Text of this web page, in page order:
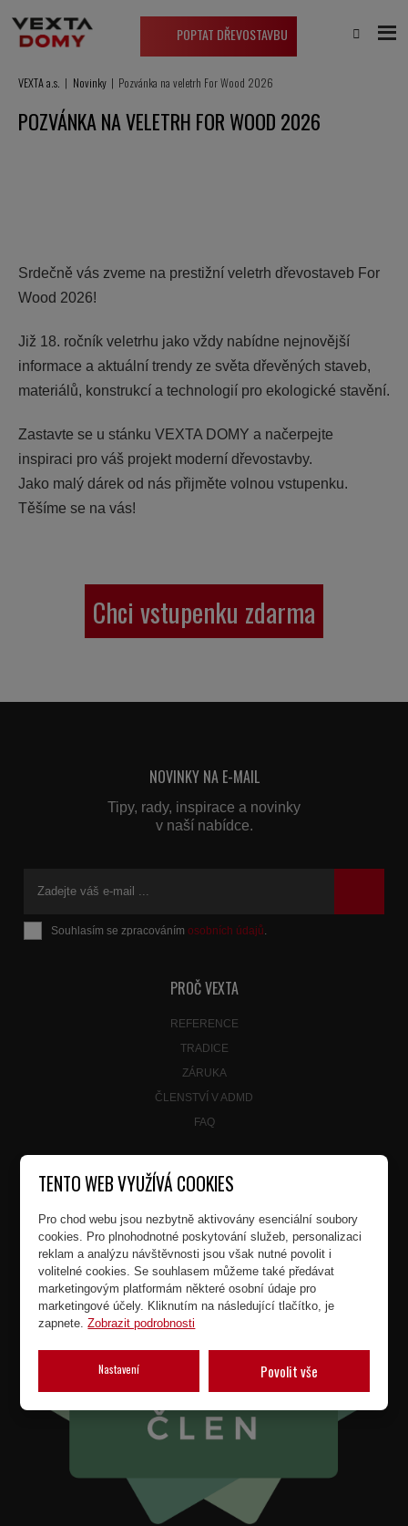
POPTAT DŘEVOSTAVBU
VEXTA a.s. Novinky Pozvánka na veletrh For Wood 2026
POZVÁNKA NA VELETRH FOR WOOD 2026
Srdečně vás zveme na prestižní veletrh dřevostaveb For
Wood 2026!
Již 18. ročník veletrhu jako vždy nabídne nejnovější
informace a aktuální trendy ze světa dřevěných staveb,
materiálů, konstrukcí a technologií pro ekologické stavění.
Zastavte se u stánku VEXTA DOMY a načerpejte
inspiraci pro váš projekt moderní dřevostavby.
Jako malý dárek od nás přijměte volnou vstupenku.
Těšíme se na vás!
Chci vstupenku zdarma
NOVINKY NA E-MAIL
Tipy, rady, inspirace a novinky
v naší nabídce.
Souhlasím se zpracovánímosobních údajů.
PROČ VEXTA
REFERENCE
TRADICE
ZÁRUKA
ČLENSTVÍ V ADMD
FAQ
TENTO WEB VYUŽÍVÁ COOKIES
Pro chod webu jsou nezbytně aktivovány esenciální soubory
cookies. Pro plnohodnotné poskytování služeb, personalizaci
reklam a analýzu návštěvnosti jsou však nutné povolit i
volitelné cookies. Se souhlasem můžeme také předávat
marketingovým platformám některé osobní údaje pro
marketingové účely. Kliknutím na následující tlačítko, je
zapnete.Zobrazit podrobnosti
Nastavení Povolit vše